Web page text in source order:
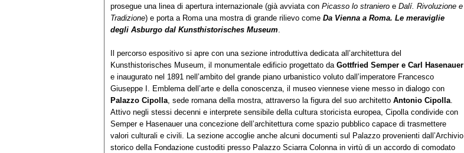
prosegue una linea di apertura internazionale (già avviata con Picasso lo straniero e Dalí. Rivoluzione e
Tradizione) e porta a Roma una mostra di grande rilievo come Da Vienna a Roma. Le meraviglie
degli Asburgo dal Kunsthistorisches Museum.
Il percorso espositivo si apre con una sezione introduttiva dedicata all’architettura del
Kunsthistorisches Museum, il monumentale edificio progettato da Gottfried Semper e Carl Hasenauer
e inaugurato nel 1891 nell’ambito del grande piano urbanistico voluto dall’imperatore Francesco
Giuseppe I. Emblema dell’arte e della conoscenza, il museo viennese viene messo in dialogo con
Palazzo Cipolla, sede romana della mostra, attraverso la figura del suo architetto Antonio Cipolla.
Attivo negli stessi decenni e interprete sensibile della cultura storicista europea, Cipolla condivide con
Semper e Hasenauer una concezione dell’architettura come spazio pubblico capace di trasmettere
valori culturali e civili. La sezione accoglie anche alcuni documenti sul Palazzo provenienti dall’Archivio
storico della Fondazione custoditi presso Palazzo Sciarra Colonna in virtù di un accordo di comodato